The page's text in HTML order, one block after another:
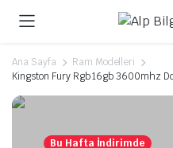
Ana Sayfa
Ram Modelleri
Kingston Fury Rgb 16gb 3600mhz
Bu Hafta İndirimde